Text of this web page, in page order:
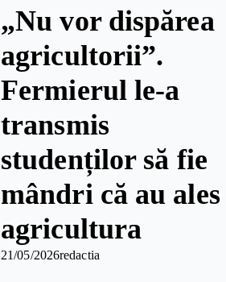
„Nu vor dispărea
agricultorii”.
Fermierul le-a
transmis
studenților să fie
mândri că au ales
agricultura
21/05/2026redactia